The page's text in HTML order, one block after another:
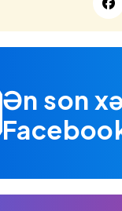
Ən son